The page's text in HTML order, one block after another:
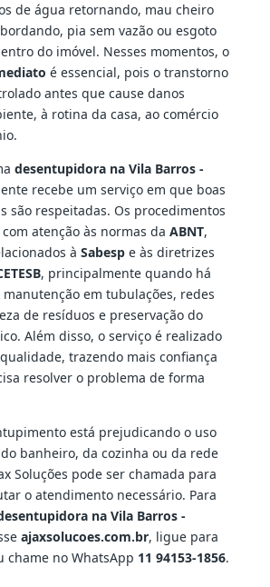
de água retornando, mau cheiro
pia sem vazão ou esgoto
do imóvel. Nesses momentos, o
é essencial, pois o transtorno
antes que cause danos
à rotina da casa, ao comércio
desentupidora na Vila Barros -
recebe um serviço em que boas
são respeitadas. Os procedimentos
atenção às normas da ABNT,
à Sabespe às diretrizes
, principalmente quando há
em tubulações, redes
de resíduos e preservação do
Além disso, o serviço é realizado
trazendo mais confiança
resolver o problema de forma
está prejudicando o uso
banheiro, da cozinha ou da rede
Soluções pode ser chamada para
o atendimento necessário. Para
na Vila Barros -
ajaxsolucoes.com.br, ligue para
chame no WhatsApp 11 94153-1856.